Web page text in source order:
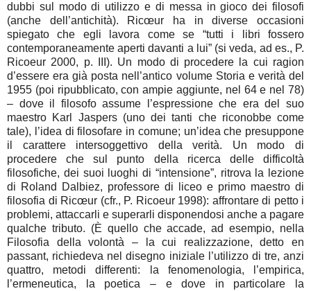
dubbi sul modo di utilizzo e di messa in gioco dei filosofi
(anche dell’antichità). Ricœur ha in diverse occasioni
spiegato che egli lavora come se “tutti i libri fossero
contemporaneamente aperti davanti a lui” (si veda, ad es., P.
Ricoeur 2000, p. III). Un modo di procedere la cui ragion
d’essere era già posta nell’antico volume Storia e verità del
1955 (poi ripubblicato, con ampie aggiunte, nel 64 e nel 78)
– dove il filosofo assume l’espressione che era del suo
maestro Karl Jaspers (uno dei tanti che riconobbe come
tale), l’idea di filosofare in comune; un’idea che presuppone
il carattere intersoggettivo della verità. Un modo di
procedere che sul punto della ricerca delle difficoltà
filosofiche, dei suoi luoghi di “intensione”, ritrova la lezione
di Roland Dalbiez, professore di liceo e primo maestro di
filosofia di Ricœur (cfr., P. Ricoeur 1998): affrontare di petto i
problemi, attaccarli e superarli disponendosi anche a pagare
qualche tributo. (È quello che accade, ad esempio, nella
Filosofia della volontà – la cui realizzazione, detto en
passant, richiedeva nel disegno iniziale l’utilizzo di tre, anzi
quattro, metodi differenti: la fenomenologia, l’empirica,
l’ermeneutica, la poetica – e dove in particolare la